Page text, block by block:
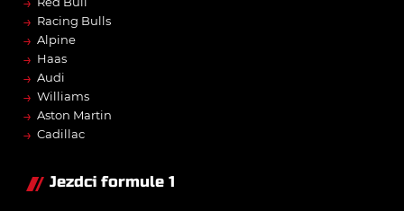
→ Racing Bulls
→ Alpine
→ Haas
→ Audi
→ Williams
→ Aston Martin
→ Cadillac
Jezdci formule 1